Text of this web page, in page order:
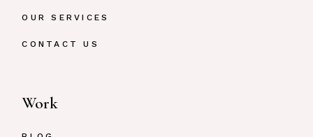
OUR SERVICES
CONTACT US
Work